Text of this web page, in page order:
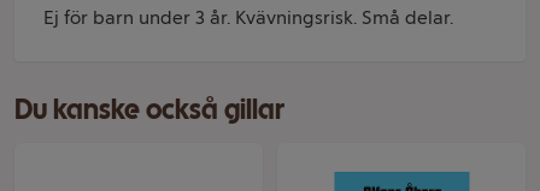
Ej för barn under 3 år. Kvävningsrisk. Små delar.
Du kanske också gillar